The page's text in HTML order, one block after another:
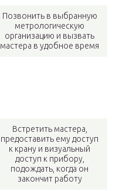
Позвонить в выбранную
метрологическую
организацию и вызвать
мастера в удобное время
Встретить мастера,
предоставить ему доступ
к крану и визуальный
доступ к прибору,
подождать, когда он
закончит работу